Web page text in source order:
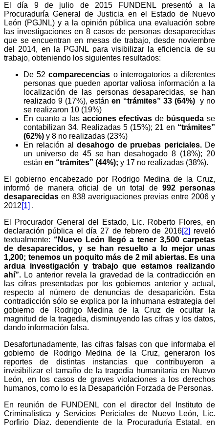
El día 9 de julio de 2015 FUNDENL presentó a la
Procuraduría General de Justicia en el Estado de Nuevo
León (PGJNL) y a la opinión pública una evaluación sobre
las investigaciones en 8 casos de personas desaparecidas
que se encuentran en mesas de trabajo, desde noviembre
del 2014, en la PGJNL para visibilizar la eficiencia de su
trabajo, obteniendo los siguientes resultados:
De 52comparecencias o interrogatorios a diferentes
personas que pueden aportar valiosa información a la
localización de las personas desaparecidas, se han
realizado 9 (17%), están en “trámites” 33 (64%) y no
se realizaron 10 (19%)
En cuanto a las acciones efectivas de búsqueda se
contabilizan 34. Realizadas 5 (15%); 21 en “trámites”
(62%) y 8 no realizadas (23%)
En relación aldesahogo de pruebas periciales. De
un universo de 45 se han desahogado 8 (18%); 20
están en “trámites” (44%); y 17 no realizadas (38%).
El gobierno encabezado por Rodrigo Medina de la Cruz,
informó de manera oficial de un total de 992 personas
desaparecidas en 838 averiguaciones previas entre 2006 y
2012[1] .
El Procurador General del Estado, Lic. Roberto Flores, en
declaración pública el día 27 de febrero de 2016[2] reveló
textualmente: “Nuevo León llegó a tener 3,500 carpetas
de desaparecidos, y se han resuelto a lo mejor unas
1,200; tenemos un poquito más de 2 mil abiertas. Es una
ardua investigación y trabajo que estamos realizando
ahí”. Lo anterior revela la gravedad de la contradicción en
las cifras presentadas por los gobiernos anterior y actual,
respecto al número de denuncias de desaparición. Esta
contradicción sólo se explica por la inhumana estrategia del
gobierno de Rodrigo Medina de la Cruz de ocultar la
magnitud de la tragedia, disminuyendo las cifras y los datos,
dando información falsa.
Desafortunadamente, las cifras falsas con que informaba el
gobierno de Rodrigo Medina de la Cruz, generaron los
reportes de distintas instancias que contribuyeron a
invisibilizar el tamaño de la tragedia humanitaria en Nuevo
León, en los casos de graves violaciones a los derechos
humanos, como lo es la Desaparición Forzada de Personas.
En reunión de FUNDENL con el director del Instituto de
Criminalística y Servicios Periciales de Nuevo León, Lic.
Porfirio Díaz, dependiente de la Procuraduría Estatal, en